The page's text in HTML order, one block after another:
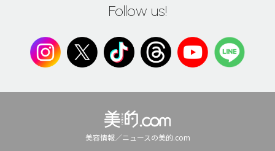
Follow us!
美容情報／ニュースの美的.com